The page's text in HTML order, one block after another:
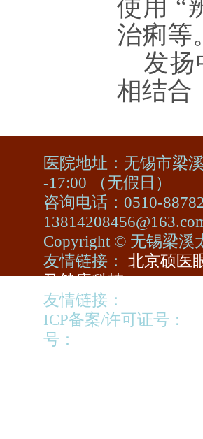
使用 “
治痢等
发扬
相结合
医院地址：无锡市梁
-17:00 （无假日）
咨询电话：0510-
Copyright © 无锡梁溪
友情链接： 北京硕医
马健康科技
友情链接：
ICP备案/许可证号：
号：